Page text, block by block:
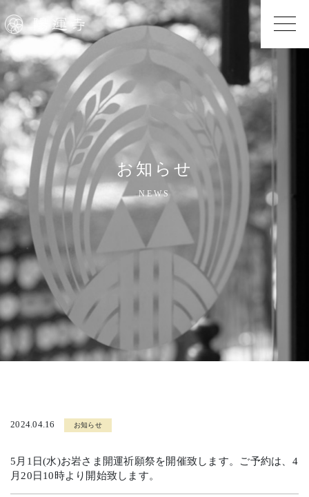
お知らせ
NEWS
2024.04.16 お知らせ
5月1日(水)お岩さま開運祈願祭を開催致します。ご予約は、4
月20日10時より開始致します。